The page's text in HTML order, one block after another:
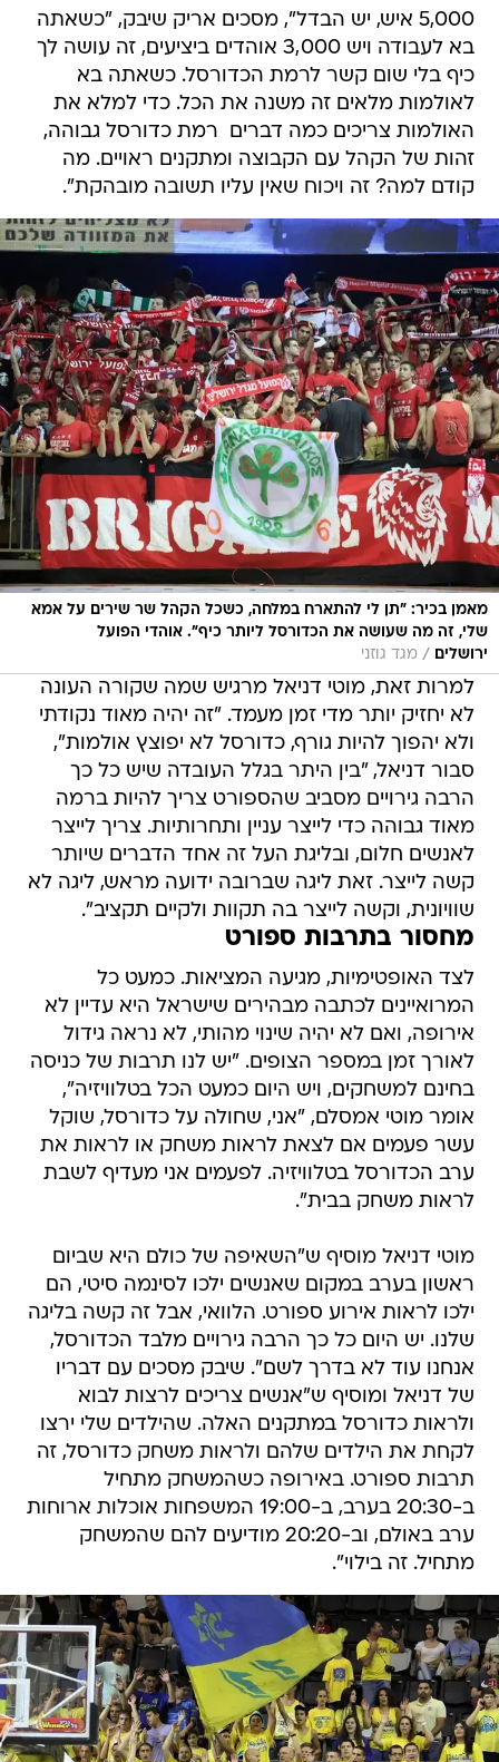
5,000 איש, יש הבדל", מסכים אריק שיבק, "כשאתה
בא לעבודה ויש 3,000 אוהדים ביציעים, זה עושה לך
כיף בלי שום קשר לרמת הכדורסל. כשאתה בא
לאולמות מלאים זה משנה את הכל. כדי למלא את
האולמות צריכים כמה דברים  רמת כדורסל גבוהה,
זהות של הקהל עם הקבוצה ומתקנים ראויים. מה
קודם למה? זה ויכוח שאין עליו תשובה מובהקת".
מאמן בכיר: "תן לי להתארח במלחה, כשכל הקהל שר שירים על אמא
שלי, זה מה שעושה את הכדורסל ליותר כיף". אוהדי הפועל
ירושלים
/ מגד גוזני
למרות זאת, מוטי דניאל מרגיש שמה שקורה העונה
לא יחזיק יותר מדי זמן מעמד. "זה יהיה מאוד נקודתי
ולא יהפוך להיות גורף, כדורסל לא יפוצץ אולמות",
סבור דניאל, "בין היתר בגלל העובדה שיש כל כך
הרבה גירויים מסביב שהספורט צריך להיות ברמה
מאוד גבוהה כדי לייצר עניין ותחרותיות. צריך לייצר
לאנשים חלום, ובליגת העל זה אחד הדברים שיותר
קשה לייצר. זאת ליגה שברובה ידועה מראש, ליגה לא
שוויונית, וקשה לייצר בה תקוות ולקיים תקציב".
מחסור בתרבות ספורט
לצד האופטימיות, מגיעה המציאות. כמעט כל
המרואיינים לכתבה מבהירים שישראל היא עדיין לא
אירופה, ואם לא יהיה שינוי מהותי, לא נראה גידול
לאורך זמן במספר הצופים. "יש לנו תרבות של כניסה
בחינם למשחקים, ויש היום כמעט הכל בטלוויזיה",
אומר מוטי אמסלם, "אני, שחולה על כדורסל, שוקל
עשר פעמים אם לצאת לראות משחק או לראות את
ערב הכדורסל בטלוויזיה. לפעמים אני מעדיף לשבת
לראות משחק בבית".
מוטי דניאל מוסיף ש"השאיפה של כולם היא שביום
ראשון בערב במקום שאנשים ילכו לסינמה סיטי, הם
ילכו לראות אירוע ספורט. הלוואי, אבל זה קשה בליגה
שלנו. יש היום כל כך הרבה גירויים מלבד הכדורסל,
אנחנו עוד לא בדרך לשם". שיבק מסכים עם דבריו
של דניאל ומוסיף ש"אנשים צריכים לרצות לבוא
ולראות כדורסל במתקנים האלה. שהילדים שלי ירצו
לקחת את הילדים שלהם ולראות משחק כדורסל, זה
תרבות ספורט. באירופה כשהמשחק מתחיל
ב-20:30 בערב, ב-19:00 המשפחות אוכלות ארוחות
ערב באולם, וב-20:20 מודיעים להם שהמשחק
מתחיל. זה בילוי".